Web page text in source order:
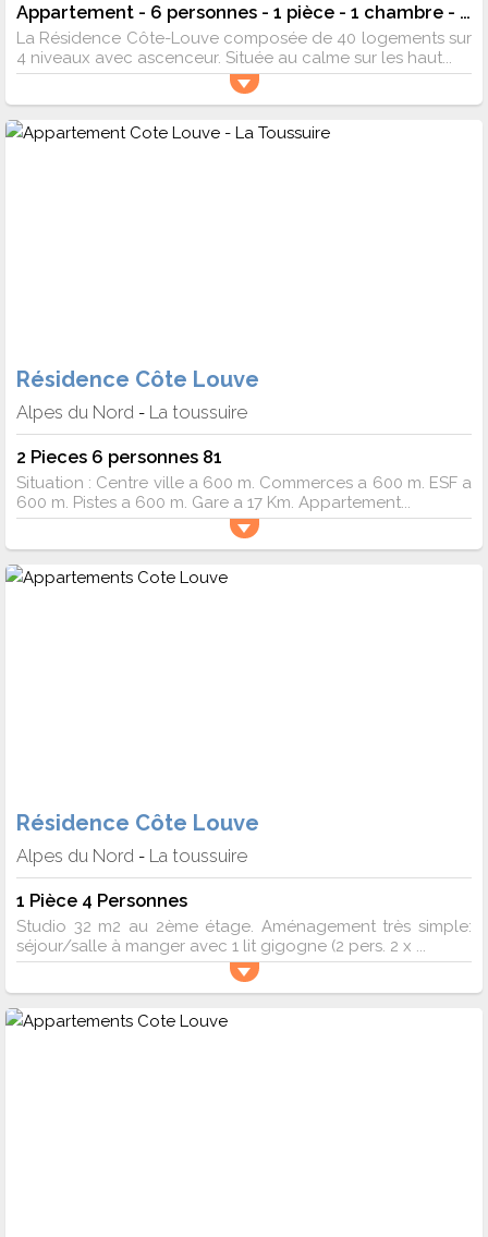
Appartement - 6 personnes - 1 pièce - 1 chambre - 32 m²
La Résidence Côte-Louve composée de 40 logements sur
4 niveaux avec ascenceur. Située au calme sur les haut...
Résidence Côte Louve
Alpes du Nord - La toussuire
2 Pieces 6 personnes 81
Situation : Centre ville a 600 m. Commerces a 600 m. ESF a
600 m. Pistes a 600 m. Gare a 17 Km. Appartement...
Résidence Côte Louve
Alpes du Nord - La toussuire
1 Pièce 4 Personnes
Studio 32 m2 au 2ème étage. Aménagement très simple:
séjour/salle à manger avec 1 lit gigogne (2 pers. 2 x ...